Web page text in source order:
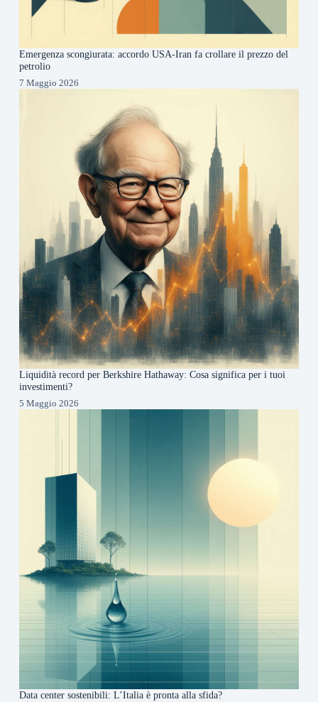
Emergenza scongiurata: accordo USA-Iran fa crollare il prezzo del
petrolio
7 Maggio 2026
Liquidità record per Berkshire Hathaway: Cosa significa per i tuoi
investimenti?
5 Maggio 2026
Data center sostenibili: L’Italia è pronta alla sfida?